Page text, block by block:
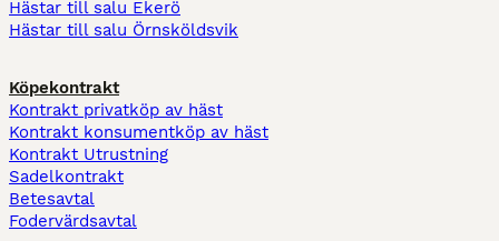
Hästar till salu Ekerö
Hästar till salu Örnsköldsvik
Köpekontrakt
Kontrakt privatköp av häst
Kontrakt konsumentköp av häst
Kontrakt Utrustning
Sadelkontrakt
Betesavtal
Fodervärdsavtal